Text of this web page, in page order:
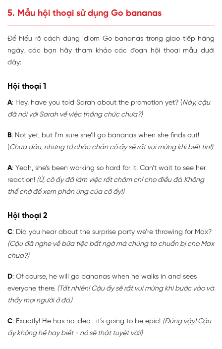
5. Mẫu hội thoại sử dụng Go bananas
Để hiểu rõ cách dùng idiom Go bananas trong giao tiếp hàng
ngày, các bạn hãy tham khảo các đoạn hội thoại mẫu dưới
đây:
Hội thoại 1
A: Hey, have you told Sarah about the promotion yet? (Này, cậu
đã nói với Sarah về việc thăng chức chưa?)
B: Not yet, but I’m sure she’ll go bananas when she finds out!
(Chưa đâu, nhưng tớ chắc chắn cô ấy sẽ rất vui mừng khi biết tin!)
A: Yeah, she’s been working so hard for it. Can’t wait to see her
reaction! (Ừ, cô ấy đã làm việc rất chăm chỉ cho điều đó. Không
thể chờ để xem phản ứng của cô ấy!)
Hội thoại 2
C: Did you hear about the surprise party we’re throwing for Max?
(Cậu đã nghe về bữa tiệc bất ngờ mà chúng ta chuẩn bị cho Max
chưa?)
D: Of course, he will go bananas when he walks in and sees
everyone there. (Tất nhiên! Cậu ấy sẽ rất vui mừng khi bước vào và
thấy mọi người ở đó.)
C: Exactly! He has no idea—it’s going to be epic! (Đúng vậy! Cậu
ấy không hề hay biết - nó sẽ thật tuyệt vời!)